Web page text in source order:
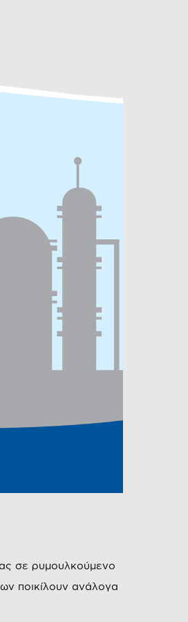
σε ρυμουλκούμενο
ποικίλουν ανάλογα